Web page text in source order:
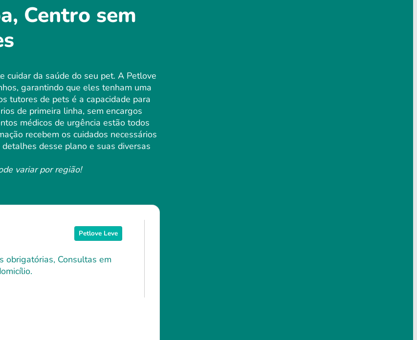
Centro sem
cuidar da saúde do seu pet. A Petlove
garantindo que eles tenham uma
tutores de pets é a capacidade para
de primeira linha, sem encargos
médicos de urgência estão todos
recebem os cuidados necessários
desse plano e suas diversas
variar por região!
Petlove Leve
obrigatórias, Consultas em